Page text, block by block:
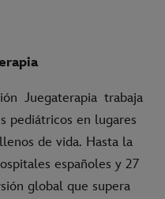
Juegaterapia trabaja
pediátricos en lugares
os de vida. Hasta la
españoles y 27
global que supera